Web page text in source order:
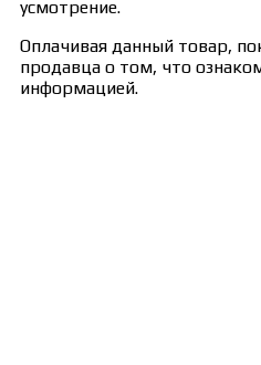
усмотрение.
Оплачивая данный товар,
продавца о том, что
информацией.